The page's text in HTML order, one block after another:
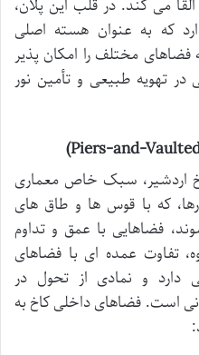
می کند. در قلب این پلان،
که به عنوان هسته اصلی
مختلف را امکان پذیر
تهویه طبیعی و تأمین نور
اردشیر، سبک خاص معماری
که با قوس ها و طاق های
فضاهایی با عمق و تداوم
تفاوت عمده ای با فضاهای
دارد و نمادی از تحول در
است. فضاهای داخلی کاخ به